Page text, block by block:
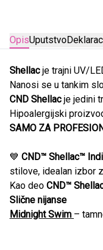
OpisUputstvo
Shellacje trajni UV/
Nanosi se u tankim
CND Shellacje jedini
Hipoalergijski
SAMO ZA
💙 CND™ Shellac™
stilove, idealan izbor
Kao deo CND™
Slične nijanse
Midnight Swim –